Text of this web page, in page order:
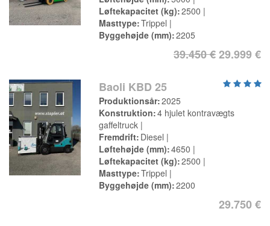
Løftekapacitet (kg) 2500
Masttype Trippel
Byggehøjde (mm) 2205
39.450 €29.999 €
Baoli KBD 25
Produktionsår 2025
Konstruktion 4 hjulet kontravægts
gaffeltruck
Fremdrift Diesel
Løftehøjde (mm) 4650
Løftekapacitet (kg) 2500
Masttype Trippel
Byggehøjde (mm) 2200
29.750 €